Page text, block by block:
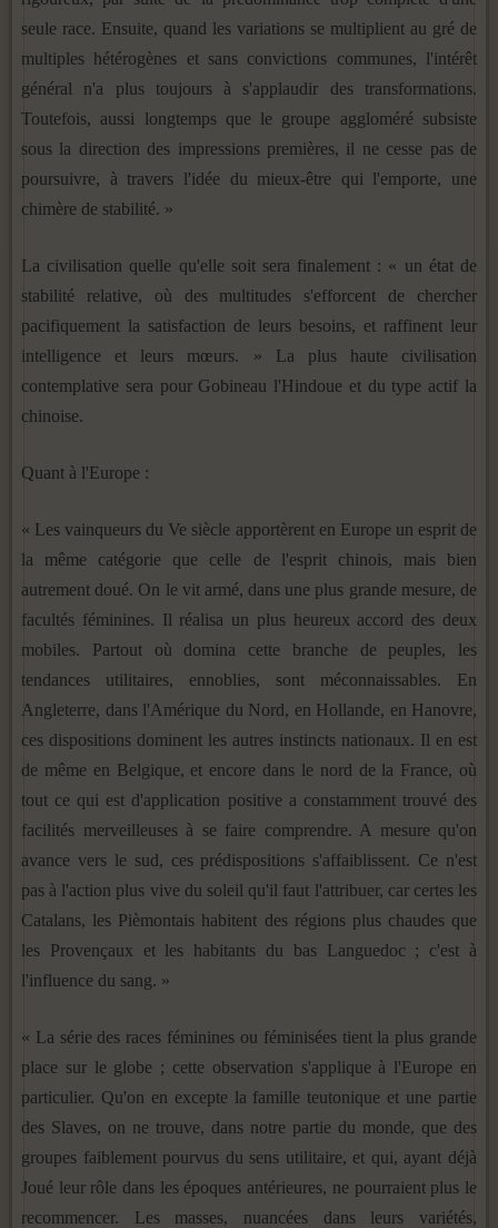
seule race. Ensuite, quand les variations se multiplient au gré de
multiples hétérogènes et sans convictions communes, l'intérêt
général n'a plus toujours à s'applaudir des transfor­mations.
Toutefois, aussi longtemps que le groupe aggloméré subsiste
sous la direction des impressions premières, il ne cesse pas de
poursuivre, à travers l'idée du mieux-être qui l'emporte, une
chimère de stabilité. »
La civilisation quelle qu'elle soit sera finalement : « un état de
stabilité relative, où des multitudes s'efforcent de chercher
pacifiquement la satisfaction de leurs besoins, et raffinent leur
intelligence et leurs mœurs. » La plus haute civilisation
contemplative sera pour Gobineau l'Hindoue et du type actif la
chinoise.
Quant à l'Europe :
« Les vainqueurs du Ve siècle apportèrent en Europe un es­prit de
la même catégorie que celle de l'esprit chinois, mais bien
autrement doué. On le vit armé, dans une plus grande mesure, de
facultés féminines. Il réalisa un plus heureux ac­cord des deux
mobiles. Partout où domina cette branche de peuples, les
tendances utilitaires, ennoblies, sont méconnaissa­bles. En
Angleterre, dans l'Amérique du Nord, en Hollande, en Hanovre,
ces dispositions dominent les autres instincts natio­naux. Il en est
de même en Belgique, et encore dans le nord de la France, où
tout ce qui est d'application positive a cons­tamment trouvé des
facilités merveilleuses à se faire comprendre. A mesure qu'on
avance vers le sud, ces prédispositions s'affaiblissent. Ce n'est
pas à l'action plus vive du soleil qu'il faut l'attribuer, car certes les
Catalans, les Pièmontais habitent des régions plus chaudes que
les Provençaux et les habitants du bas Languedoc ; c'est à
l'influence du sang. »
« La série des races féminines ou féminisées tient la plus grande
place sur le globe ; cette observation s'applique à l'Eu­rope en
particulier. Qu'on en excepte la famille teutonique et une partie
des Slaves, on ne trouve, dans notre partie du monde, que des
groupes faiblement pourvus du sens utilitaire, et qui, ayant déjà
Joué leur rôle dans les époques antérieures, ne pourraient plus le
recommencer. Les masses, nuancées dans leurs variétés,